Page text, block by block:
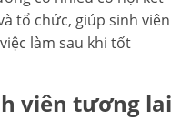
tổ chức, giúp sinh viên
làm sau khi tốt
viên tương lai